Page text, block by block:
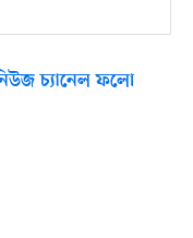
চ্যানেল ফলো